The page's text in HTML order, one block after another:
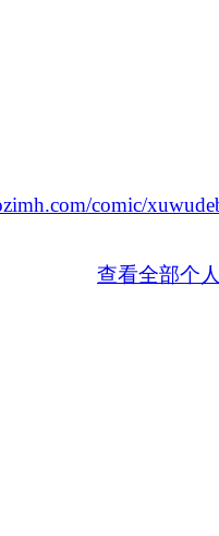
comic/
查看全部个